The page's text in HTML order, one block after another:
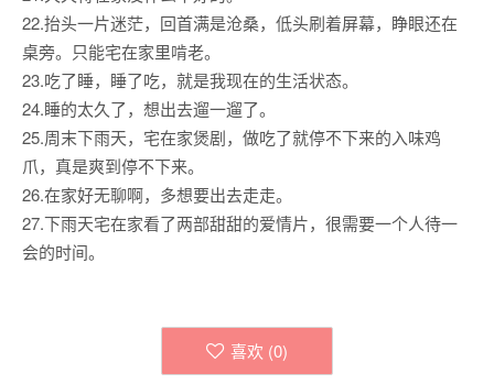
22.抬头一片迷茫，回首满是沧桑，低头刷着屏幕，睁眼还在
桌旁。只能宅在家里啃老。
23.吃了睡，睡了吃，就是我现在的生活状态。
24.睡的太久了，想出去遛一遛了。
25.周末下雨天，宅在家煲剧，做吃了就停不下来的入味鸡
爪，真是爽到停不下来。
26.在家好无聊啊，多想要出去走走。
27.下雨天宅在家看了两部甜甜的爱情片，很需要一个人待一
会的时间。
喜欢 (0)